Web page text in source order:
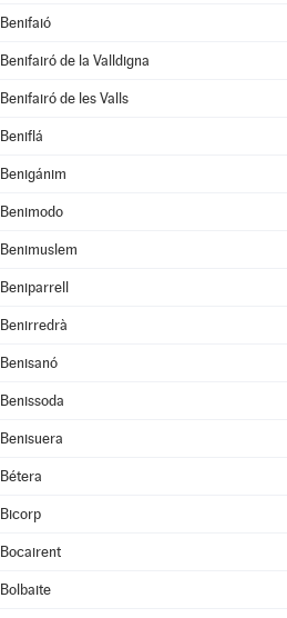
Benifaió
Benifairó de la Valldigna
Benifairó de les Valls
Beniflá
Benigánim
Benimodo
Benimuslem
Beniparrell
Benirredrà
Benisanó
Benissoda
Benisuera
Bétera
Bicorp
Bocairent
Bolbaite